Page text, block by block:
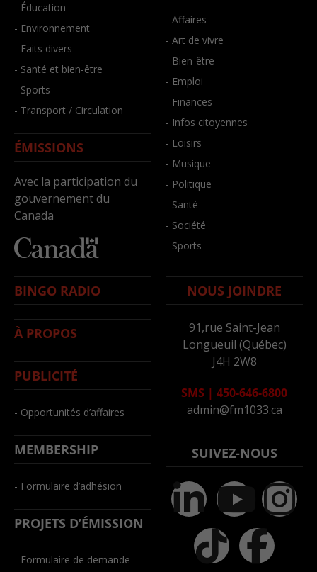
- Éducation
- Environnement
- Faits divers
- Santé et bien-être
- Sports
- Transport / Circulation
ÉMISSIONS
Avec la participation du
gouvernement du
Canada
- Affaires
- Art de vivre
- Bien-être
- Emploi
- Finances
- Infos citoyennes
- Loisirs
- Musique
- Politique
- Santé
- Société
- Sports
BINGO RADIO
À PROPOS
PUBLICITÉ
- Opportunités d’affaires
MEMBERSHIP
- Formulaire d’adhésion
PROJETS D’ÉMISSION
- Formulaire de demande
NOUS JOINDRE
91,rue Saint-Jean
Longueuil (Québec)
J4H 2W8
SMS | 450-646-6800
admin@fm1033.ca
SUIVEZ-NOUS